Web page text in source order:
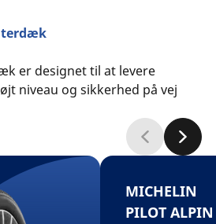
er designet til at levere
niveau og sikkerhed på vej
MICHELIN
PILOT